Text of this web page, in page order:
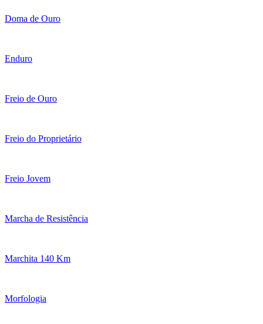
Doma de Ouro
Enduro
Freio de Ouro
Freio do Proprietário
Freio Jovem
Marcha de Resistência
Marchita 140 Km
Morfologia